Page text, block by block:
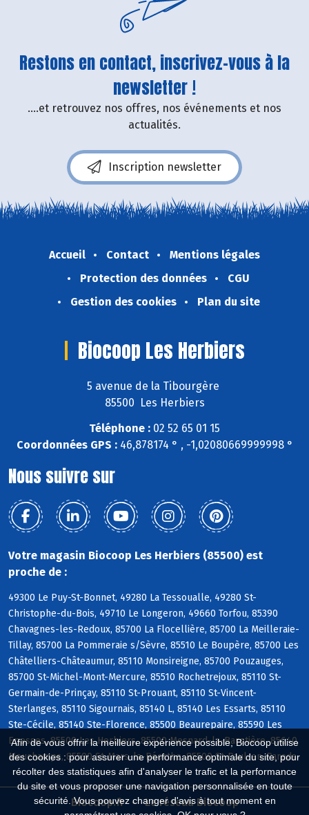
Afin de vous offrir la meilleure expérience possible, Biocoop utilise
des cookies : pour assurer une performance optimale du site, pour
récolter des statistiques afin d'analyser le trafic et la performance
du site et vous proposer une navigation personnalisée en toute
sécurité. Vous pouvez changer d'avis à tout moment en
Restons en contact, inscrivez-vous à la
newsletter !
....et retrouvez nos offres, nos événements et nos
actualités.
Inscription newsletter
Accueil Contact
Mentions légales
Protection des données
CGU
Gestion des cookies
Plan du site
Biocoop Les Herbiers
5 avenue de la Tibourgère
85500 Les Herbiers
Téléphone : 02 52 65 01 15
Coordonnées GPS :46,878174 ° , -1,02080669999998 °
Nous suivre sur
Votre magasin Biocoop Les Herbiers (85500) est
proche de :
49300 Le Puy-St-Bonnet, 49280 La Tessoualle, 49280 St-
Christophe-du-Bois, 49710 Le Longeron, 49660 Torfou, 85390
Chavagnes-les-Redoux, 85700 La Flocellière, 85700 La Meilleraie-
Tillay, 85700 La Pommeraie s/Sèvre, 85510 Le Boupère, 85700 Les
Châtelliers-Châteaumur, 85110 Monsireigne, 85700 Pouzauges,
85700 St-Michel-Mont-Mercure, 85510 Rochetrejoux, 85110 St-
Germain-de-Prinçay, 85110 St-Prouant, 85110 St-Vincent-
Sterlanges, 85110 Sigournais, 85140 L, 85140 Les Essarts, 85110
Ste-Cécile, 85140 Ste-Florence, 85500 Beaurepaire, 85590 Les
Epesses, 85500 Les Herbiers, 85500 Mesnard-la-Barotière, 85640
Mouchamps, 85590 St-Mars-la-Réorthe, 85500 St-Paul-en-Pareds
Biocoop.fr Le réseau Biocoop